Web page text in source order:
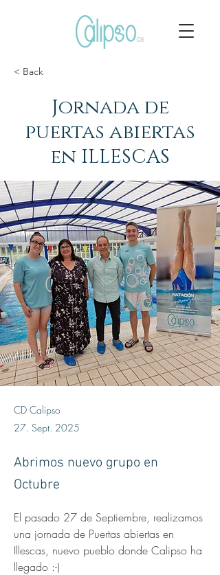
< Back
Jornada de
puertas abiertas
en ILLESCAS
CD Calipso
27. Sept. 2025
Abrimos nuevo grupo en
Octubre
El pasado 27 de Septiembre, realizamos
una jornada de Puertas abiertas en
Illescas, nuevo pueblo donde Calipso ha
llegado :-)